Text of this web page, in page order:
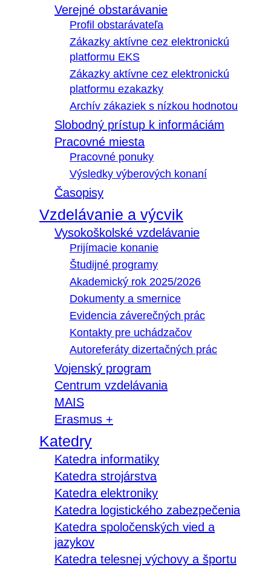
Verejné obstarávanie
Profil obstarávateľa
Zákazky aktívne cez elektronickú
platformu EKS
Zákazky aktívne cez elektronickú
platformu ezakazky
Archív zákaziek s nízkou hodnotou
Slobodný prístup k informáciám
Pracovné miesta
Pracovné ponuky
Výsledky výberových konaní
Časopisy
Vzdelávanie a výcvik
Vysokoškolské vzdelávanie
Prijímacie konanie
Študijné programy
Akademický rok 2025/2026
Dokumenty a smernice
Evidencia záverečných prác
Kontakty pre uchádzačov
Autoreferáty dizertačných prác
Vojenský program
Centrum vzdelávania
MAIS
Erasmus +
Katedry
Katedra informatiky
Katedra strojárstva
Katedra elektroniky
Katedra logistického zabezpečenia
Katedra spoločenských vied a
jazykov
Katedra telesnej výchovy a športu